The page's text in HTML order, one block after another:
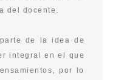
del docente.
de la idea de
integral en el que
por lo